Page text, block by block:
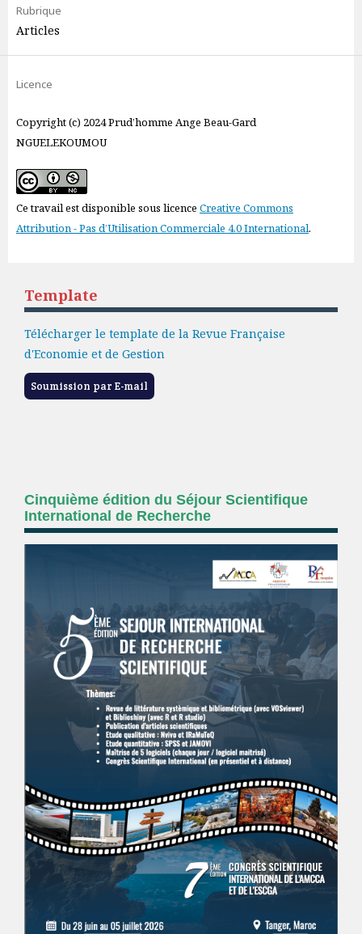
Rubrique
Articles
Licence
Copyright (c) 2024 Prud’homme Ange Beau-Gard
NGUELEKOUMOU
Ce travail est disponible sous licence Creative Commons
Attribution - Pas d’Utilisation Commerciale 4.0 International.
Template
Télécharger le template de la Revue Française
d'Economie et de Gestion
Soumission par E-mail
Cinquième édition du Séjour Scientifique
International de Recherche